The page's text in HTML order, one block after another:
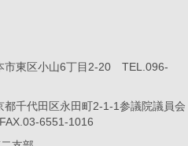
市東区小山6丁目2-20 TEL.096-
千代田区永田町2-1-1参議院議員会
6551-1016